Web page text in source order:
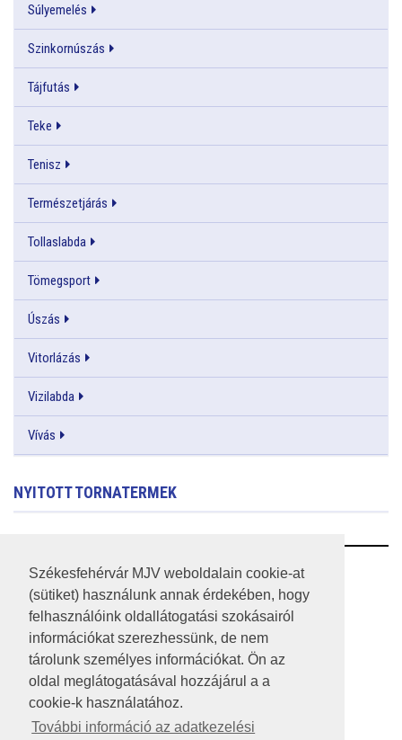
Székesfehérvár MJV weboldalain cookie-at
(sütiket) használunk annak érdekében, hogy
felhasználóink oldallátogatási szokásairól
információkat szerezhessünk, de nem
tárolunk személyes információkat. Ön az
oldal meglátogatásával hozzájárul a a
cookie-k használatához.
További információ az adatkezelési
Súlyemelés
Szinkornúszás
Tájfutás
Teke
Tenisz
Természetjárás
Tollaslabda
Tömegsport
Úszás
Vitorlázás
Vizilabda
Vívás
NYITOTT TORNATERMEK
RSS
A HONLAP 2017.03.31-I ÁLLAPOTA
JOGI NYILATKOZAT
IMPRESSZUM